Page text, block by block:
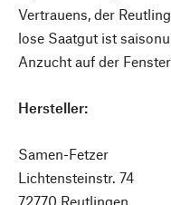
Vertrauens, der
lose Saatgut ist
Anzucht auf der
Hersteller:
Samen-Fetzer
Lichtensteinstr. 74
72770 Reutlingen